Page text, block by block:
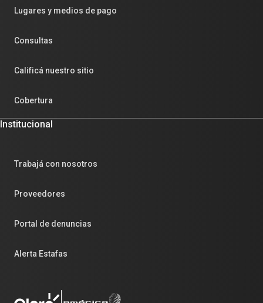
Lugares y medios de pago
Consultas
Calificá nuestro sitio
Cobertura
Institucional
Trabajá con nosotros
Proveedores
Portal de denuncias
Alerta Estafas